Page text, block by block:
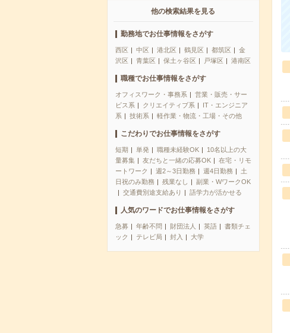
他の検索結果を見る
勤務地でお仕事情報をさがす
西区 中区 港北区 鶴見区 都筑区
金
沢区
青葉区 保土ヶ谷区 戸塚区 港南区
職種でお仕事情報をさがす
オフィスワーク・事務系
営業・販売・サー
ビス系
クリエイティブ系
IT・エンジニア
系
技術系 軽作業・物流・工場・その他
こだわりでお仕事情報をさがす
短期 単発 職種未経験OK
10名以上の大
量募集
友だちと一緒の応募OK
在宅・リモ
ートワーク
週2～3日勤務 週4日勤務
土
日祝のみ勤務
残業なし
副業・WワークOK
交通費別途支給あり
語学力が活かせる
人気のワードでお仕事情報をさがす
急募 年齢不問 財団法人 英語
書類チェ
ック
テレビ局 封入 大学